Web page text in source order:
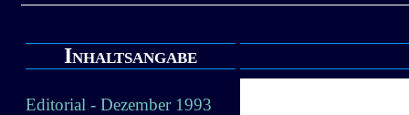
Inhaltsangabe
Editorial - Dezember 1993